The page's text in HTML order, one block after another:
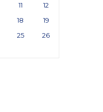
11
12
18
19
25
26